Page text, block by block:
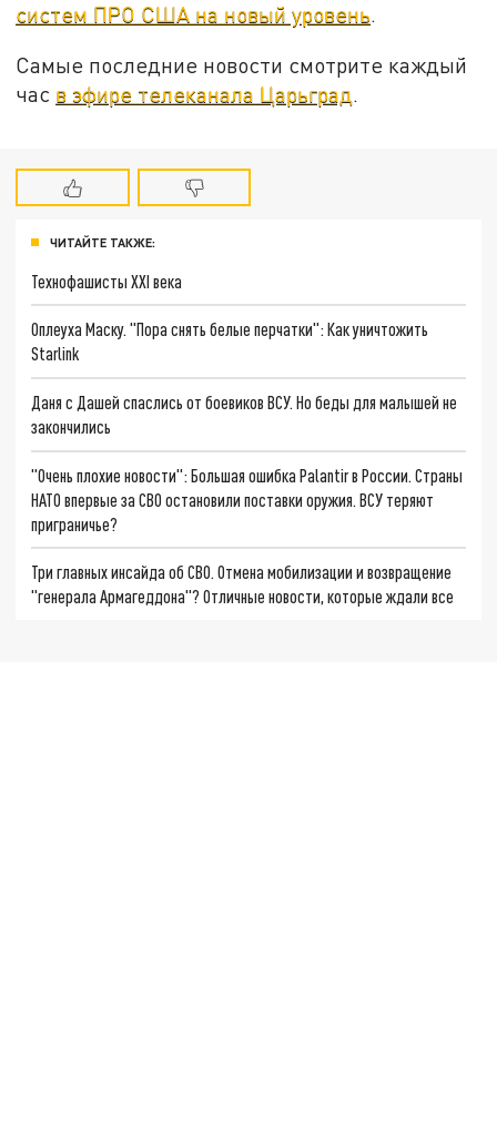
систем ПРО США на новый уровень.
Самые последние новости смотрите каждый
час в эфире телеканала Царьград.
ЧИТАЙТЕ ТАКЖЕ:
Технофашисты XXI века
Оплеуха Маску. "Пора снять белые перчатки": Как уничтожить
Starlink
Даня с Дашей спаслись от боевиков ВСУ. Но беды для малышей не
закончились
"Очень плохие новости": Большая ошибка Palantir в России. Страны
НАТО впервые за СВО остановили поставки оружия. ВСУ теряют
приграничье?
Три главных инсайда об СВО. Отмена мобилизации и возвращение
"генерала Армагеддона"? Отличные новости, которые ждали все